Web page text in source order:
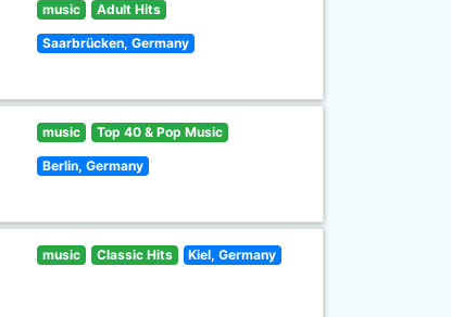
music Adult Hits
Saarbrücken, Germany
music Top 40 & Pop Music
Berlin, Germany
music Classic Hits Kiel, Germany